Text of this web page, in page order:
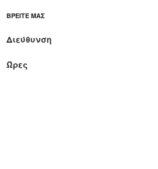
ΒΡΕΊΤΕ ΜΑΣ
Διεύθυνση
Ώρες